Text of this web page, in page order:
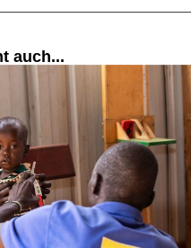
auch...